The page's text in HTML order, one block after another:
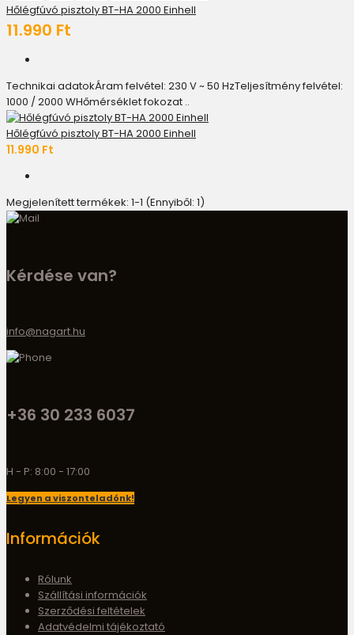
Hőlégfúvó pisztoly BT-HA 2000 Einhell
11.990 Ft
Technikai adatokÁram felvétel: 230 V ~ 50 HzTeljesítmény felvétel:
1000 / 2000 WHőmérséklet fokozat ..
Hőlégfúvó pisztoly BT-HA 2000 Einhell
11.990 Ft
Megjelenített termékek: 1-1 (Ennyiből: 1)
Kérdése van?
info@nagart.hu
+36 30 233 6037
H - P: 8:00 - 17:00
Legyen a viszonteladónk!
Információk
Rólunk
Szállítási információk
Szerződési feltételek
Adatvédelmi tájékoztató